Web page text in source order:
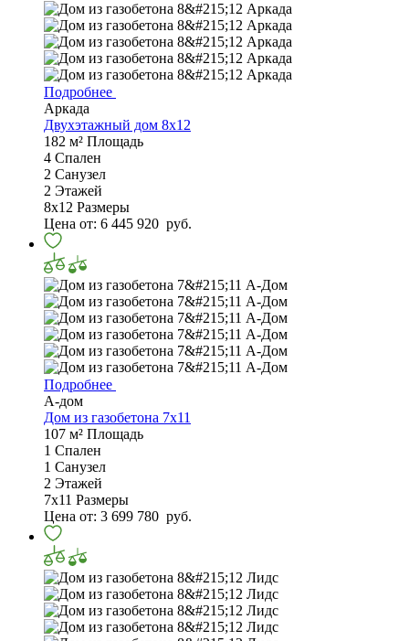
Подробнее
Аркада
Двухэтажный дом 8x12
182 м² Площадь
4 Спален
2 Санузел
2 Этажей
8х12 Размеры
Цена от: 6 445 920 руб.
Подробнее
А-дом
Дом из газобетона 7х11
107 м² Площадь
1 Спален
1 Санузел
2 Этажей
7х11 Размеры
Цена от: 3 699 780 руб.